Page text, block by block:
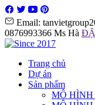
Email:
0876993366 Ms Hà
Trang chủ
Dự án
Sản phẩm
MÔ